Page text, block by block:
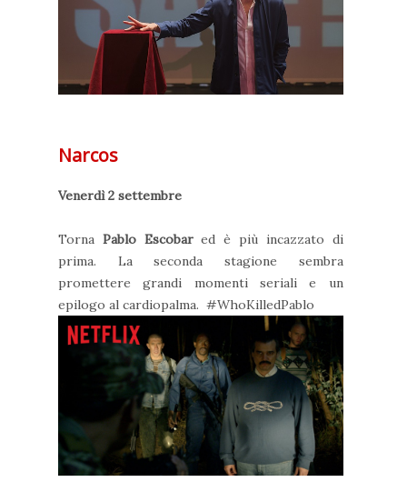
Narcos
Venerdì 2 settembre
Torna Pablo Escobared è più incazzato di
prima. La seconda stagione sembra
promettere grandi momenti seriali e un
epilogo al cardiopalma. #WhoKilledPablo